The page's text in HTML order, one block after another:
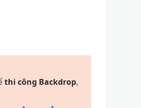
thi công Backdrop,